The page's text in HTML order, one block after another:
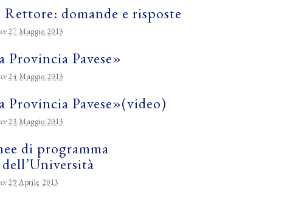
domande e risposte
27 Maggio 2013
Pavese»
24 Maggio 2013
Provincia Pavese»(video)
23 Maggio 2013
di programma
29 Aprile 2013